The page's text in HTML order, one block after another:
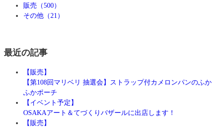
販売（500）
その他（21）
最近の記事
【販売】
【第108回マリベリ 抽選会】ストラップ付カメロンパンのふか
ふかポーチ
【イベント予定】
OSAKAアート＆てづくりバザールに出店します！
【販売】